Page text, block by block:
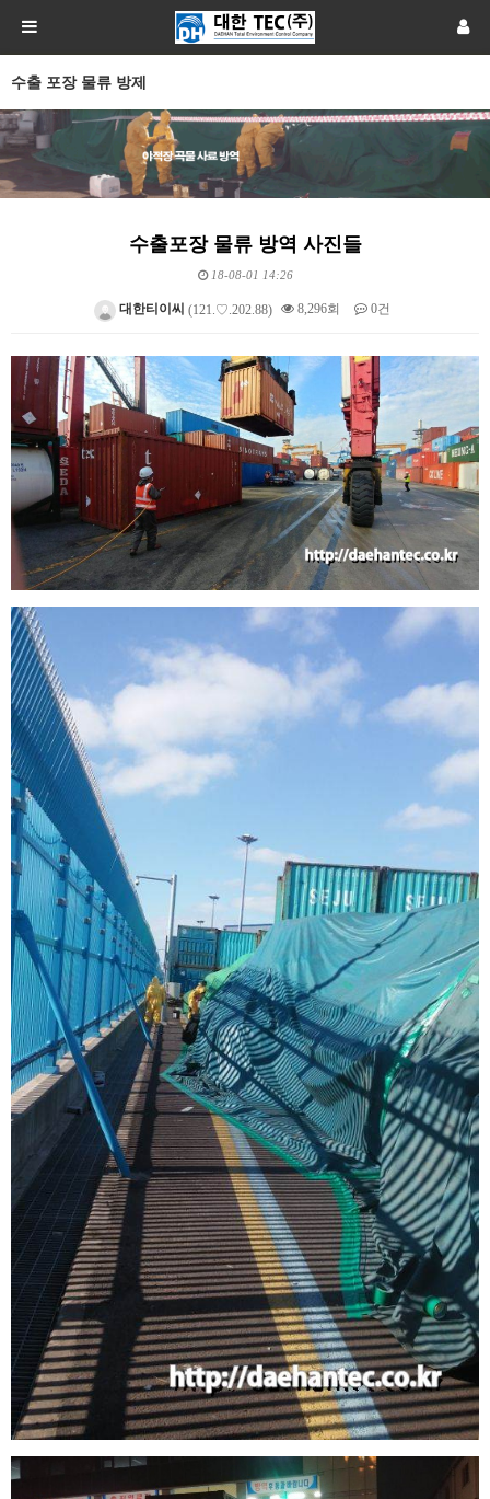
수출 포장 물류 방제
수출포장 물류 방역 사진들
18-08-01 14:26
대한티이씨 (121.♡.202.88) 8,296회 0건
본문